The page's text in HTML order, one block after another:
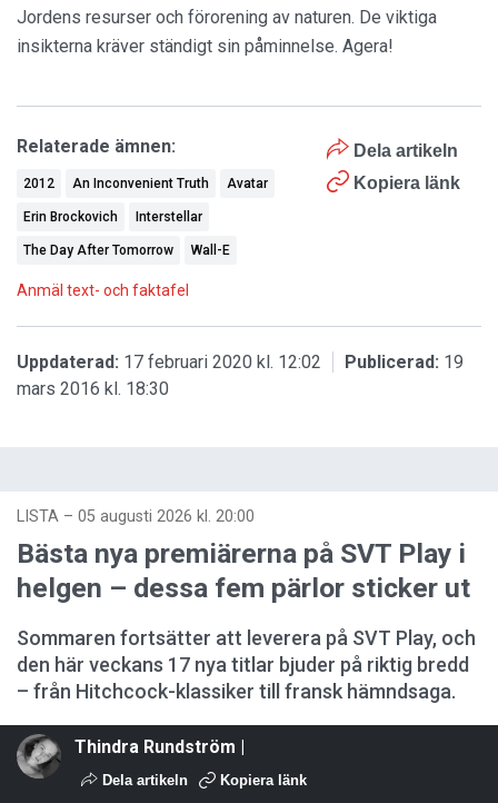
Jordens resurser och förorening av naturen. De viktiga
insikterna kräver ständigt sin påminnelse. Agera!
Dela artikeln
Kopiera länk
Relaterade ämnen:
2012 An Inconvenient Truth Avatar
Erin Brockovich Interstellar
The Day After Tomorrow Wall-E
Anmäl text- och faktafel
Uppdaterad: 17 februari 2020 kl. 12:02 Publicerad: 19
mars 2016 kl. 18:30
LISTA – 05 augusti 2026 kl. 20:00
Bästa nya premiärerna på SVT Play i
helgen – dessa fem pärlor sticker ut
Sommaren fortsätter att leverera på SVT Play, och
den här veckans 17 nya titlar bjuder på riktig bredd
– från Hitchcock-klassiker till fransk hämndsaga.
Thindra Rundström |
Dela artikeln Kopiera länk